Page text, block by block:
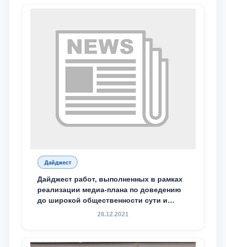
Дайджест
Дайджест работ, выполненных в рамках
реализации медиа-плана по доведению
до широкой общественности сути и
содержания задач, определённых в
Мажлису и народу Узбекистана
28.12.2021